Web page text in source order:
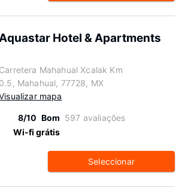
Hotel & Apartments
Carretera Mahahual Xcalak Km
0.5, Mahahual, 77728, MX
mapa
8/10 Bom 597 avaliações
Wi-fi grátis
Seleccionar